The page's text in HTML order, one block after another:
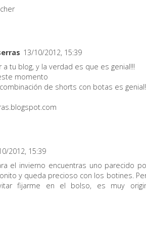
13/10/2012, 15:39
a tu blog, y la verdad es que es genial!!!
momento
de shorts con botas es genial!
2012, 15:39
el invierno encuentras uno parecido
y queda precioso con los botines.
fijarme en el bolso, es muy